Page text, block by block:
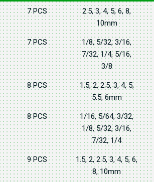
7 PCS
2.5, 3, 4, 5, 6, 8,
10mm
7 PCS
1/8, 5/32, 3/16,
7/32, 1/4, 5/16,
3/8
8 PCS
1.5, 2, 2.5, 3, 4, 5,
5.5, 6mm
8 PCS
1/16, 5/64, 3/32,
1/8, 5/32, 3/16,
7/32, 1/4
9 PCS
1.5, 2, 2.5, 3, 4, 5, 6,
8, 10mm